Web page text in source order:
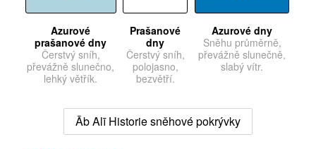
Azurové
prašanové dny
Čerstvý sníh,
převážně slunečno,
lehký větřík.
Prašanové
dny
Čerstvý sníh,
polojasno,
bezvětří.
Azurové dny
Sněhu průměrně,
převážně slunečně,
slabý vítr.
Āb Alī Historie sněhové pokrývky